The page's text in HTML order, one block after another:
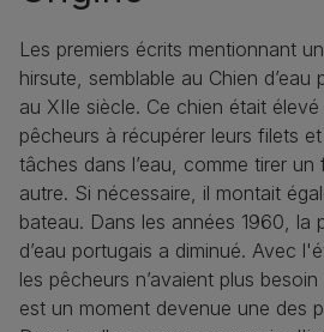
Les premiers écrits mentionnant
hirsute, semblable au Chien
au XIIe siècle. Ce chien était
pêcheurs à récupérer leurs filets
tâches dans l’eau, comme tirer
autre. Si nécessaire, il montait
bateau. Dans les années 1960, la
d’eau portugais a diminué. Avec
les pêcheurs n’avaient plus
est un moment devenue une des